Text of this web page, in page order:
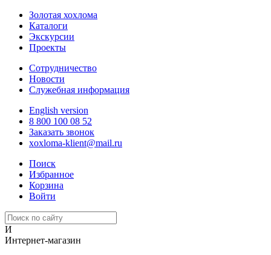
Золотая хохлома
Каталоги
Экскурсии
Проекты
Сотрудничество
Новости
Служебная информация
English version
8 800 100 08 52
Заказать звонок
xoxloma-klient@mail.ru
Поиск
Избранное
Корзина
Войти
И
Интернет-магазин